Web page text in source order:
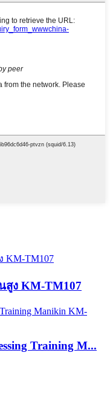
สูง KM-TM107
Training M...